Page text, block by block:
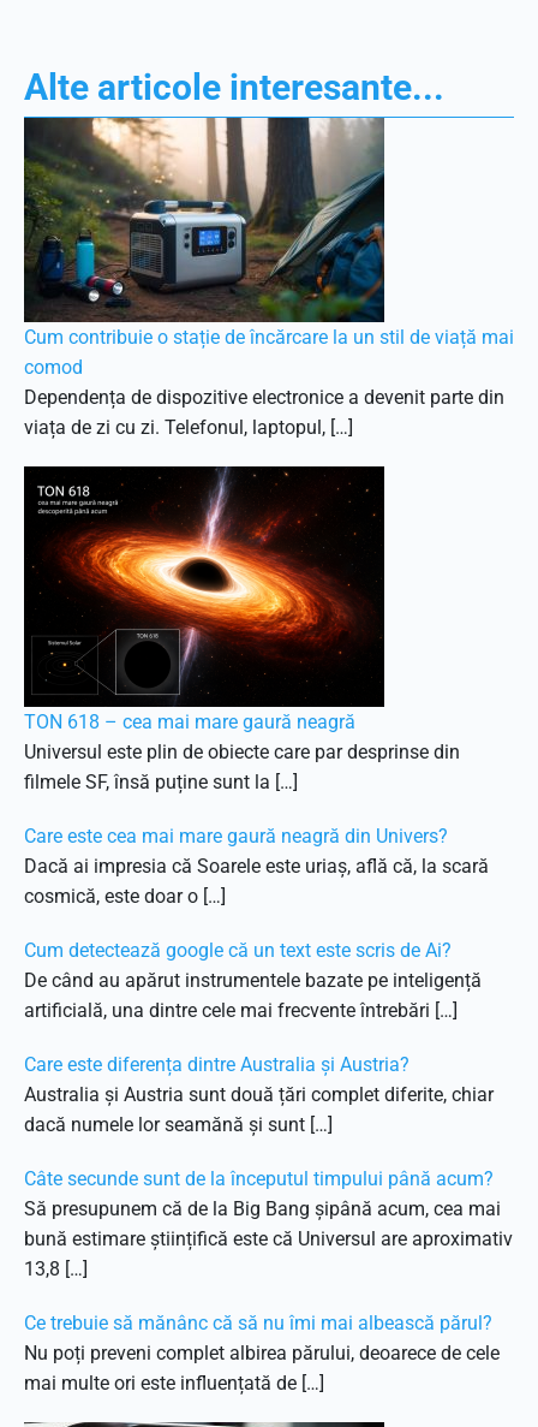
Alte articole interesante...
Cum contribuie o stație de încărcare la un stil de viață mai
comod
Dependența de dispozitive electronice a devenit parte din
viața de zi cu zi. Telefonul, laptopul, […]
TON 618 – cea mai mare gaură neagră
Universul este plin de obiecte care par desprinse din
filmele SF, însă puține sunt la […]
Care este cea mai mare gaură neagră din Univers?
Dacă ai impresia că Soarele este uriaș, află că, la scară
cosmică, este doar o […]
Cum detectează google că un text este scris de Ai?
De când au apărut instrumentele bazate pe inteligență
artificială, una dintre cele mai frecvente întrebări […]
Care este diferența dintre Australia și Austria?
Australia și Austria sunt două țări complet diferite, chiar
dacă numele lor seamănă și sunt […]
Câte secunde sunt de la începutul timpului până acum?
Să presupunem că de la Big Bang șipână acum, cea mai
bună estimare științifică este că Universul are aproximativ
13,8 […]
Ce trebuie să mănânc că să nu îmi mai albească părul?
Nu poți preveni complet albirea părului, deoarece de cele
mai multe ori este influențată de […]